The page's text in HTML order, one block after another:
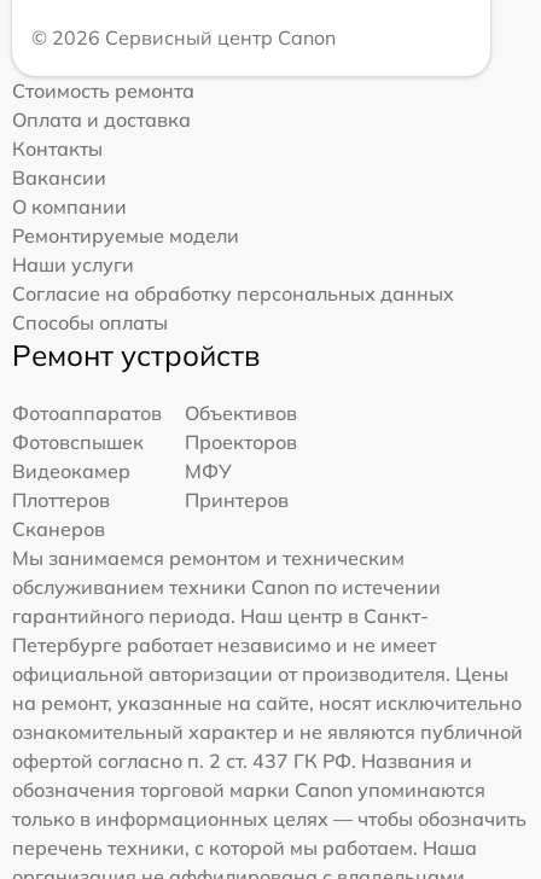
© 2026 Сервисный центр Canon
Стоимость ремонта
Оплата и доставка
Контакты
Вакансии
О компании
Ремонтируемые модели
Наши услуги
Согласие на обработку персональных данных
Способы оплаты
Ремонт устройств
Фотоаппаратов
Объективов
Фотовспышек
Проекторов
Видеокамер
МФУ
Плоттеров
Принтеров
Сканеров
Мы занимаемся ремонтом и техническим
обслуживанием техники Canon по истечении
гарантийного периода. Наш центр в Санкт-
Петербурге работает независимо и не имеет
официальной авторизации от производителя. Цены
на ремонт, указанные на сайте, носят исключительно
ознакомительный характер и не являются публичной
офертой согласно п. 2 ст. 437 ГК РФ. Названия и
обозначения торговой марки Canon упоминаются
только в информационных целях — чтобы обозначить
перечень техники, с которой мы работаем. Наша